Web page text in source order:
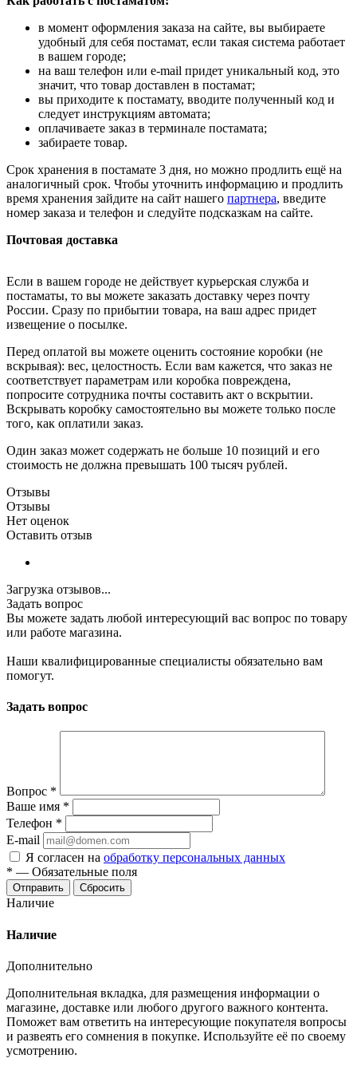
в момент оформления заказа на сайте, вы выбираете
удобный для себя постамат, если такая система работает
в вашем городе;
на ваш телефон или e-mail придет уникальный код, это
значит, что товар доставлен в постамат;
вы приходите к постамату, вводите полученный код и
следует инструкциям автомата;
оплачиваете заказ в терминале постамата;
забираете товар.
Срок хранения в постамате 3 дня, но можно продлить ещё на
аналогичный срок. Чтобы уточнить информацию и продлить
время хранения зайдите на сайт нашего партнера, введите
номер заказа и телефон и следуйте подсказкам на сайте.
Почтовая доставка
Если в вашем городе не действует курьерская служба и
постаматы, то вы можете заказать доставку через почту
России. Сразу по прибытии товара, на ваш адрес придет
извещение о посылке.
Перед оплатой вы можете оценить состояние коробки (не
вскрывая): вес, целостность. Если вам кажется, что заказ не
соответствует параметрам или коробка повреждена,
попросите сотрудника почты составить акт о вскрытии.
Вскрывать коробку самостоятельно вы можете только после
того, как оплатили заказ.
Один заказ может содержать не больше 10 позиций и его
стоимость не должна превышать 100 тысяч рублей.
Отзывы
Отзывы
Нет оценок
Оставить отзыв
Загрузка отзывов...
Задать вопрос
Вы можете задать любой интересующий вас вопрос по товару
или работе магазина.
Наши квалифицированные специалисты обязательно вам
помогут.
Задать вопрос
Вопрос *
Ваше имя *
Телефон *
E-mail
Я согласен на обработку персональных данных
* — Обязательные поля
Отправить Сбросить
Наличие
Наличие
Дополнительно
Дополнительная вкладка, для размещения информации о
магазине, доставке или любого другого важного контента.
Поможет вам ответить на интересующие покупателя вопросы
и развеять его сомнения в покупке. Используйте её по своему
усмотрению.